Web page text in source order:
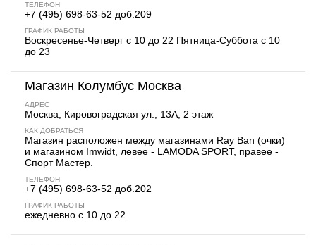
ТЕЛЕФОН
+7 (495) 698-63-52 доб.209
ГРАФИК РАБОТЫ
Воскресенье-Четверг с 10 до 22 Пятница-Суббота с 10
до 23
Магазин Колумбус Москва
АДРЕС
Москва, Кировоградская ул., 13А, 2 этаж
КАК ДОБРАТЬСЯ
Магазин расположен между магазинами Ray Ban (очки)
и магазином Imwidt, левее - LAMODA SPORT, правее -
Спорт Мастер.
ТЕЛЕФОН
+7 (495) 698-63-52 доб.202
ГРАФИК РАБОТЫ
ежедневно с 10 до 22